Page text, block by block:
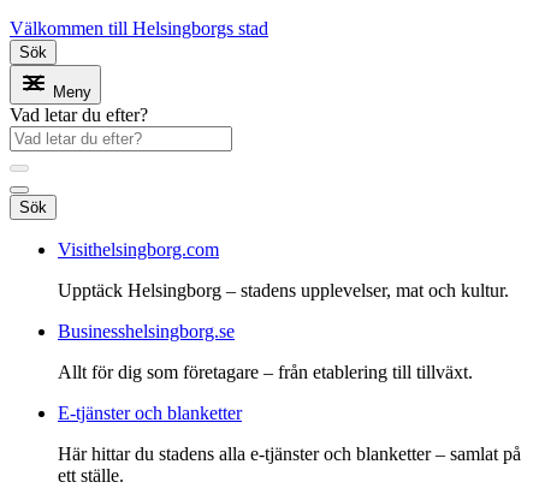
Välkommen till Helsingborgs stad
Sök
Meny
Vad letar du efter?
Sök
Visithelsingborg.com
Upptäck Helsingborg – stadens upplevelser, mat och kultur.
Businesshelsingborg.se
Allt för dig som företagare – från etablering till tillväxt.
E-tjänster och blanketter
Här hittar du stadens alla e-tjänster och blanketter – samlat på
ett ställe.